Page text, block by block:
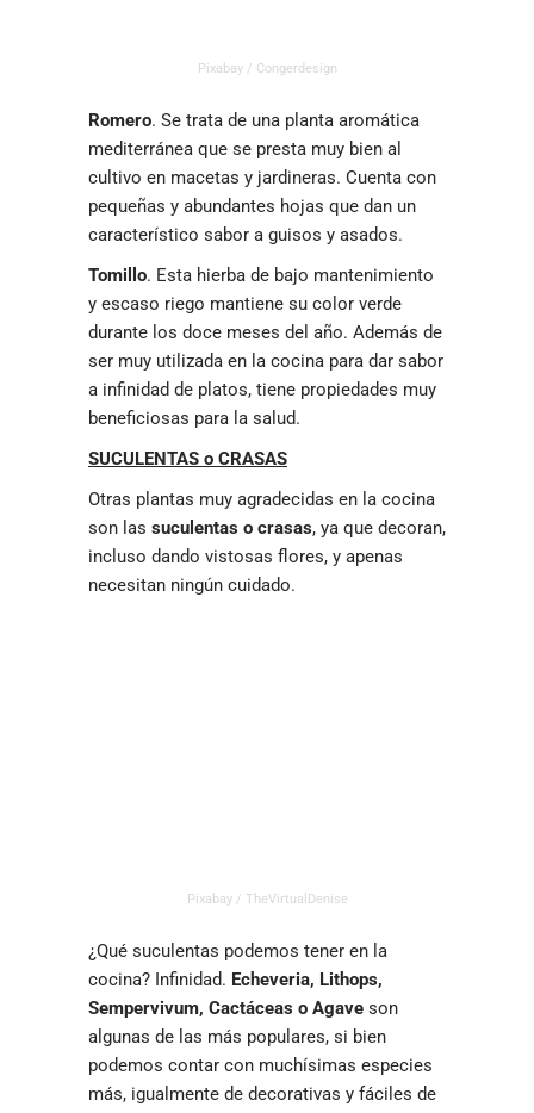
Pixabay / Congerdesign
Romero. Se trata de una planta aromática
mediterránea que se presta muy bien al
cultivo en macetas y jardineras. Cuenta con
pequeñas y abundantes hojas que dan un
característico sabor a guisos y asados.
Tomillo. Esta hierba de bajo mantenimiento
y escaso riego mantiene su color verde
durante los doce meses del año. Además de
ser muy utilizada en la cocina para dar sabor
a infinidad de platos, tiene propiedades muy
beneficiosas para la salud.
SUCULENTAS o CRASAS
Otras plantas muy agradecidas en la cocina
son las suculentas o crasas, ya que decoran,
incluso dando vistosas flores, y apenas
necesitan ningún cuidado.
Pixabay / TheVirtualDenise
¿Qué suculentas podemos tener en la
cocina? Infinidad. Echeveria, Lithops,
Sempervivum, Cactáceas o Agave son
algunas de las más populares, si bien
podemos contar con muchísimas especies
más, igualmente de decorativas y fáciles de